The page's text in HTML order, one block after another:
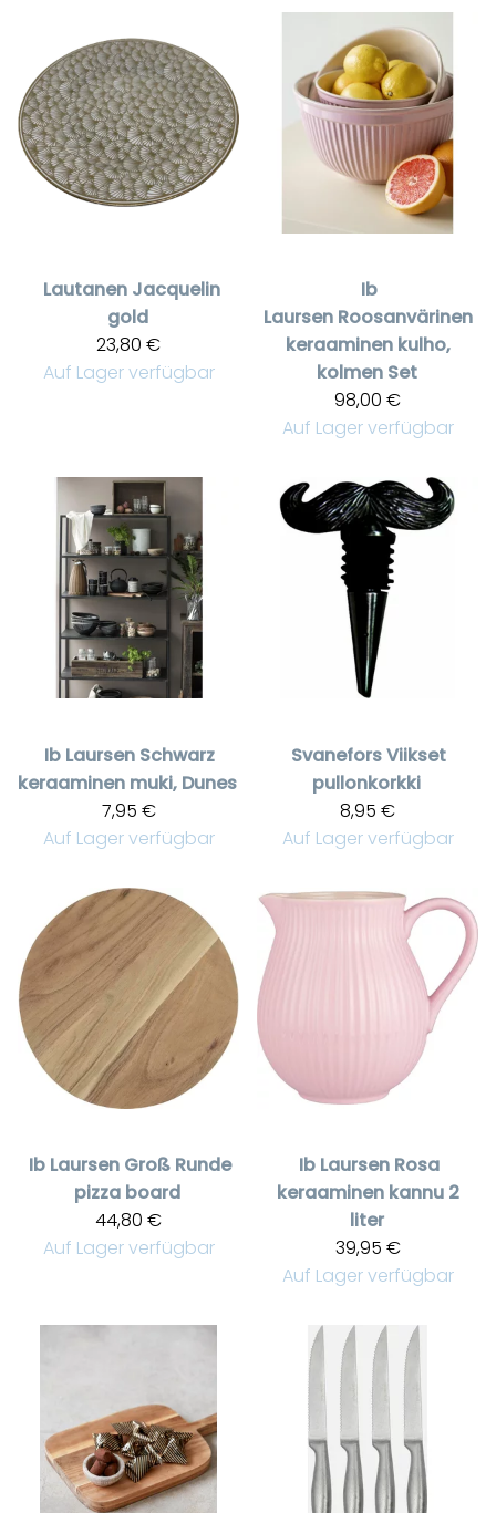
Lautanen Jacquelin
gold
23,80 €
Auf Lager verfügbar
Ib
Laursen Roosanvärinen
keraaminen kulho,
kolmen Set
98,00 €
Auf Lager verfügbar
Ib Laursen Schwarz
keraaminen muki, Dunes
7,95 €
Auf Lager verfügbar
SvaneforsViikset
pullonkorkki
8,95 €
Auf Lager verfügbar
Ib Laursen Groß Runde
pizza board
44,80 €
Auf Lager verfügbar
Ib Laursen Rosa
keraaminen kannu 2
liter
39,95 €
Auf Lager verfügbar